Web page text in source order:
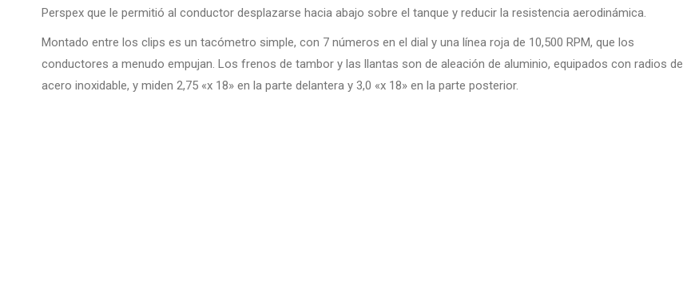
Perspex que le permitió al conductor desplazarse hacia abajo sobre el tanque y reducir la resistencia aerodinámica.
Montado entre los clips es un tacómetro simple, con 7 números en el dial y una línea roja de 10,500 RPM, que los
conductores a menudo empujan. Los frenos de tambor y las llantas son de aleación de aluminio, equipados con radios de
acero inoxidable, y miden 2,75 «x 18» en la parte delantera y 3,0 «x 18» en la parte posterior.